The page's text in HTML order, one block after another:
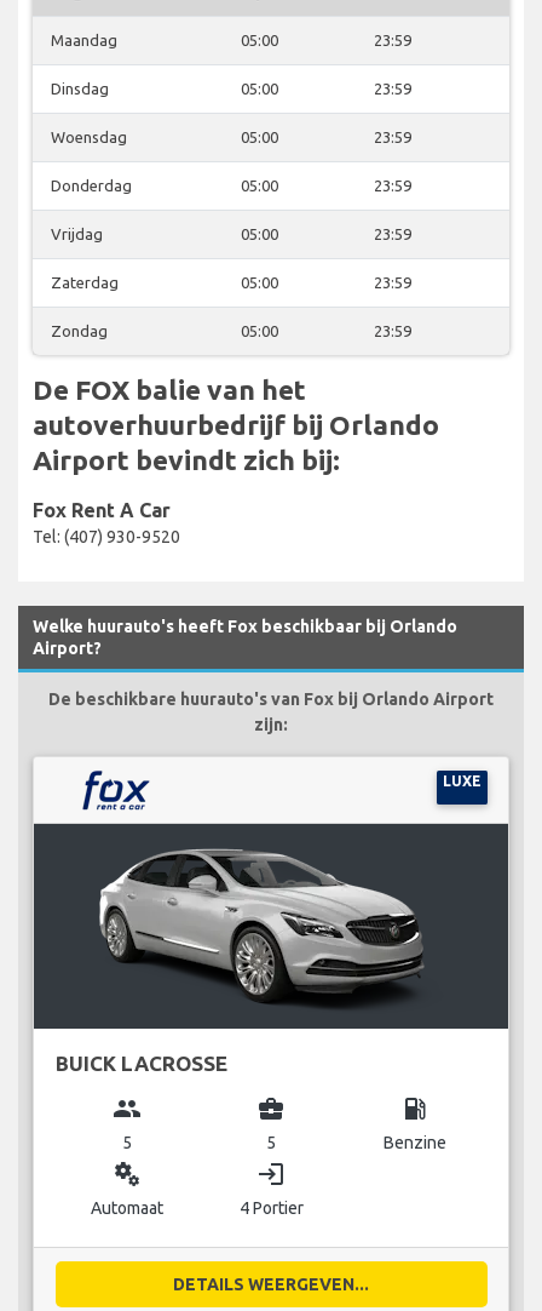
Maandag 05:00 23:59
Dinsdag 05:00 23:59
Woensdag 05:00 23:59
Donderdag 05:00 23:59
Vrijdag 05:00 23:59
Zaterdag 05:00 23:59
Zondag 05:00 23:59
De FOX balie van het
autoverhuurbedrijf bij Orlando
Airport bevindt zich bij:
Fox Rent A Car
Tel: (407) 930-9520
Welke huurauto's heeft Fox beschikbaar bij Orlando
Airport?
De beschikbare huurauto's van Fox bij Orlando Airport
zijn:
LUXE
BUICK LACROSSE
group
5
business_center
5
local_gas_station
Benzine
miscellaneous_services
Automaat
login
4 Portier
DETAILS WEERGEVEN...